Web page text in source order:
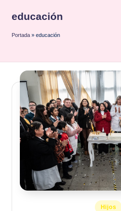
educación
Portada » educación
Hijos